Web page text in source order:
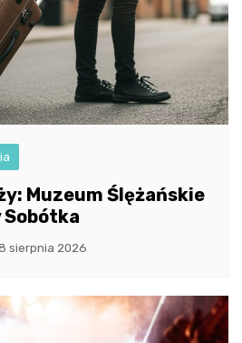
Muzeum Ślężańskie
Sobótka
sierpnia 2026